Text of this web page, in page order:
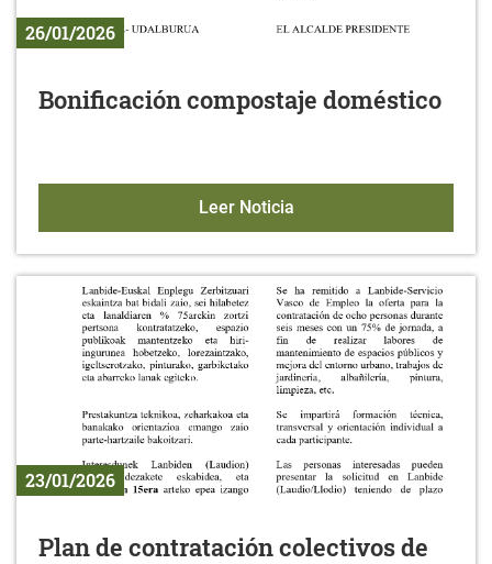
26/01/2026
Bonificación compostaje doméstico
Leer NoticiaBonificación compostaje
23/01/2026
Plan de contratación colectivos de